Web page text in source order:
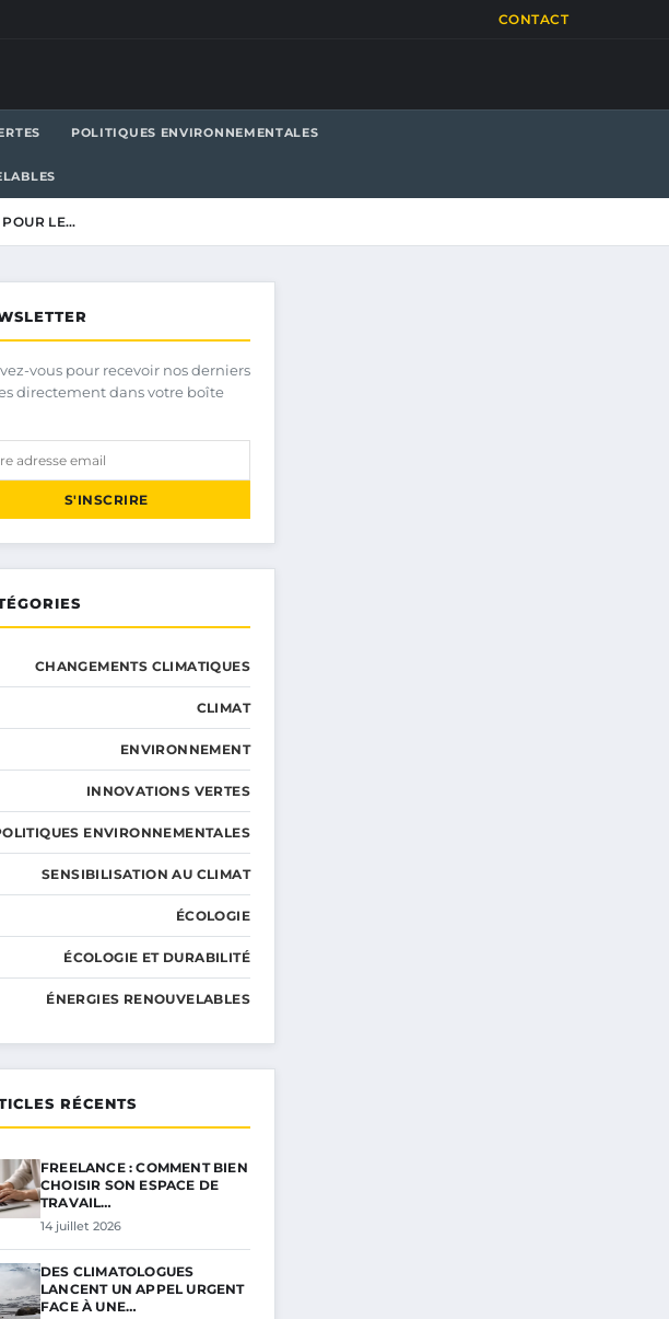
CONTACT
POLITIQUES ENVIRONNEMENTALES
POUR LE…
vous pour recevoir nos derniers
directement dans votre boîte
S'INSCRIRE
CHANGEMENTS CLIMATIQUES
CLIMAT
ENVIRONNEMENT
INNOVATIONS VERTES
ENVIRONNEMENTALES
SENSIBILISATION AU CLIMAT
ÉCOLOGIE
ÉCOLOGIE ET DURABILITÉ
ÉNERGIES RENOUVELABLES
RÉCENTS
FREELANCE : COMMENT BIEN
CHOISIR SON ESPACE DE
TRAVAIL…
14 juillet 2026
DES CLIMATOLOGUES
LANCENT UN APPEL URGENT
FACE À UNE…